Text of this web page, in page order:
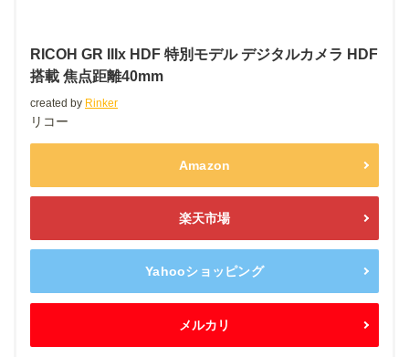
RICOH GR IIIx HDF 特別モデル デジタルカメラ HDF
搭載 焦点距離40mm
created by Rinker
リコー
Amazon
楽天市場
Yahooショッピング
メルカリ